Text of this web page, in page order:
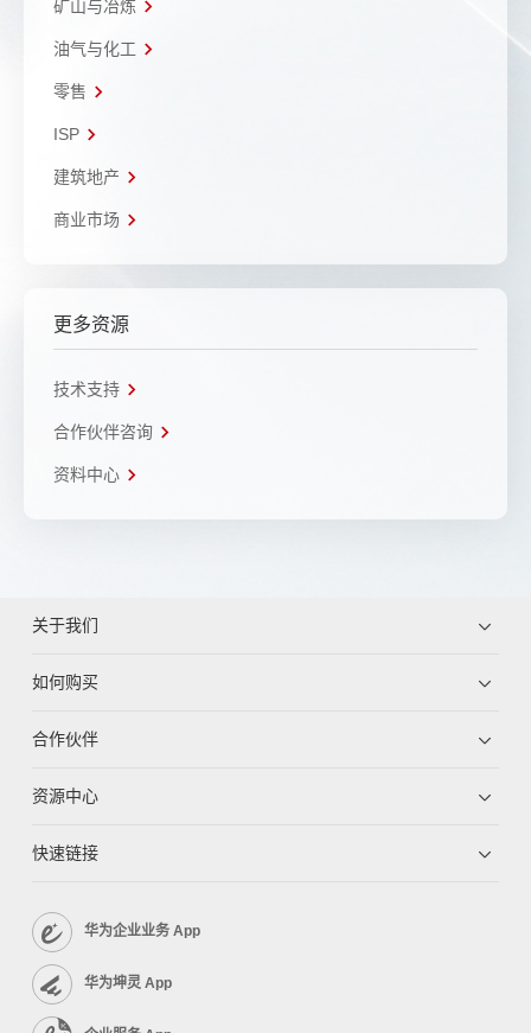
矿山与冶炼
油气与化工
零售
ISP
建筑地产
商业市场
更多资源
技术支持
合作伙伴咨询
资料中心
关于我们
如何购买
合作伙伴
资源中心
快速链接
华为企业业务 App
华为坤灵 App